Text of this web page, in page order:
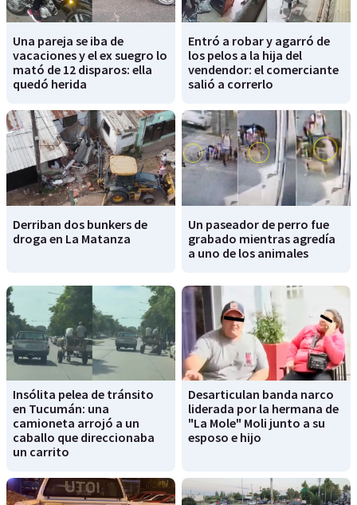
Una pareja se iba de
vacaciones y el ex suegro lo
mató de 12 disparos: ella
quedó herida
Entró a robar y agarró de
los pelos a la hija del
vendendor: el comerciante
salió a correrlo
Derriban dos bunkers de
droga en La Matanza
Un paseador de perro fue
grabado mientras agredía
a uno de los animales
Insólita pelea de tránsito
en Tucumán: una
camioneta arrojó a un
caballo que direccionaba
un carrito
Desarticulan banda narco
liderada por la hermana de
"La Mole" Moli junto a su
esposo e hijo